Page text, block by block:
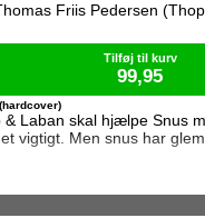
& Laban skal hjælpe Snus
vigtigt. Men snus har
Friis Pedersen
Tilføj til kurv
99,95